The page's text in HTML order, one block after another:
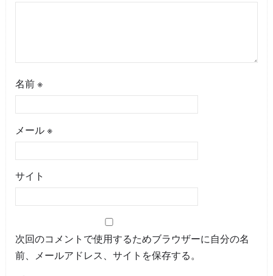
名前 ※
メール ※
サイト
次回のコメントで使用するためブラウザーに自分の名
前、メールアドレス、サイトを保存する。